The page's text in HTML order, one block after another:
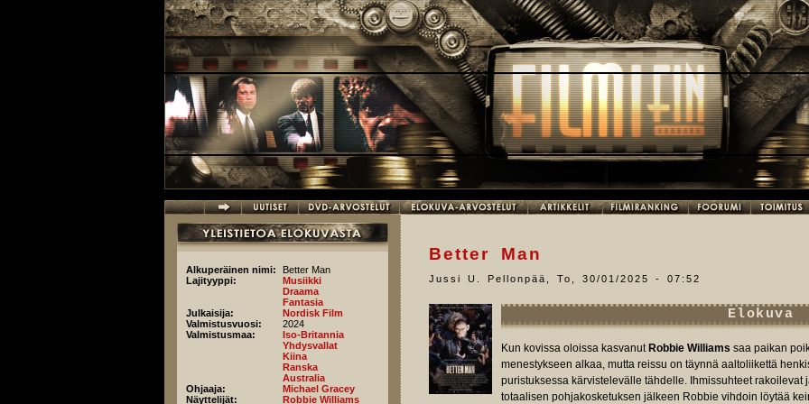
Alkuperäinen nimi:
Better Man
Lajityyppi:
Musiikki
Draama
Fantasia
Julkaisija:
Nordisk Film
Valmistusvuosi:
2024
Valmistusmaa:
Iso-Britannia
Yhdysvallat
Kiina
Ranska
Australia
Ohjaaja:
Michael Gracey
Näyttelijät:
Robbie Williams
Better Man
Jussi U. Pellonpää To, 30/01/2025 - 07:52
Elokuva
Kun kovissa oloissa kasvanut Robbie Williams saa paikan
menestykseen alkaa, mutta reissu on täynnä aaltoliikettä
puristuksessa kärvistelevälle tähdelle. Ihmissuhteet
totaalisen pohjakosketuksen jälkeen Robbie vihdoin löytää